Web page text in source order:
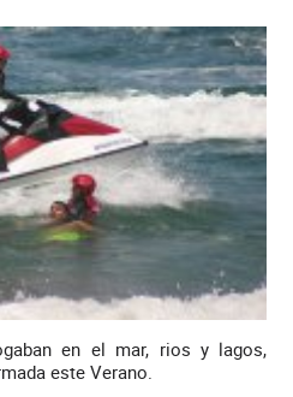
en el mar, rios y lagos,
este Verano.